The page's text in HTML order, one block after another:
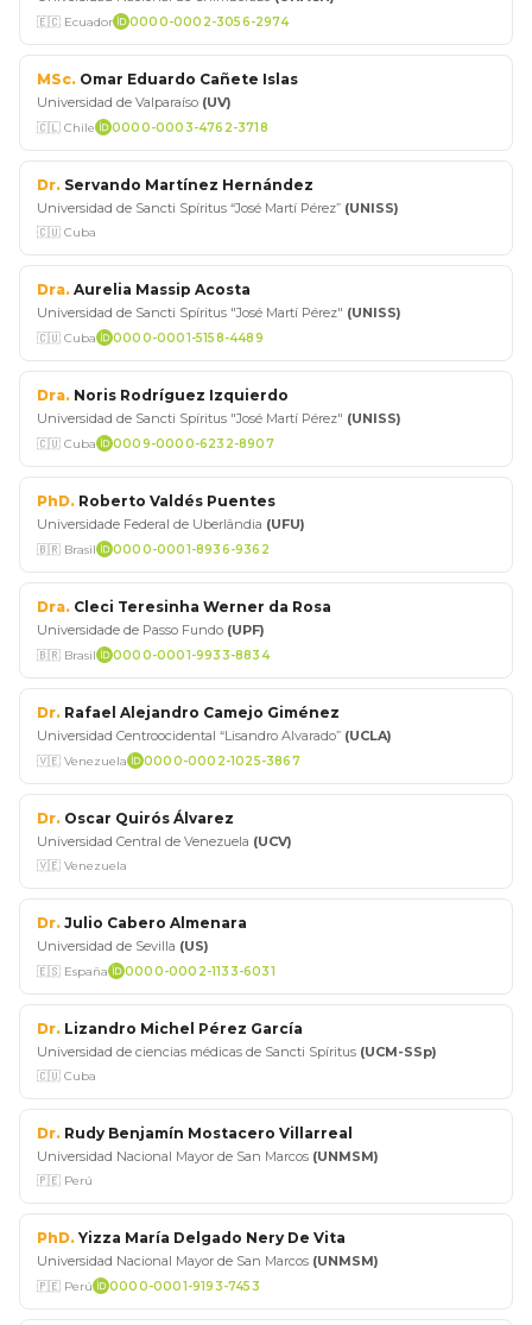
🇪🇨 Ecuador 0000-0002-3056-2974
MSc. Omar Eduardo Cañete Islas
Universidad de Valparaíso (UV)
🇨🇱 Chile 0000-0003-4762-3718
Dr. Servando Martínez Hernández
Universidad de Sancti Spíritus “José Martí Pérez” (UNISS)
🇨🇺 Cuba
Dra. Aurelia Massip Acosta
Universidad de Sancti Spíritus "José Martí Pérez" (UNISS)
🇨🇺 Cuba 0000-0001-5158-4489
Dra. Noris Rodríguez Izquierdo
Universidad de Sancti Spíritus "José Martí Pérez" (UNISS)
🇨🇺 Cuba 0009-0000-6232-8907
PhD. Roberto Valdés Puentes
Universidade Federal de Uberlândia (UFU)
🇧🇷 Brasil 0000-0001-8936-9362
Dra. Cleci Teresinha Werner da Rosa
Universidade de Passo Fundo (UPF)
🇧🇷 Brasil 0000-0001-9933-8834
Dr. Rafael Alejandro Camejo Giménez
Universidad Centroocidental “Lisandro Alvarado” (UCLA)
🇻🇪 Venezuela 0000-0002-1025-3867
Dr. Oscar Quirós Álvarez
Universidad Central de Venezuela (UCV)
🇻🇪 Venezuela
Dr. Julio Cabero Almenara
Universidad de Sevilla (US)
🇪🇸 España 0000-0002-1133-6031
Dr. Lizandro Michel Pérez García
Universidad de ciencias médicas de Sancti Spíritus (UCM-SSp)
🇨🇺 Cuba
Dr. Rudy Benjamín Mostacero Villarreal
Universidad Nacional Mayor de San Marcos (UNMSM)
🇵🇪 Perú
PhD. Yizza María Delgado Nery De Vita
Universidad Nacional Mayor de San Marcos (UNMSM)
🇵🇪 Perú 0000-0001-9193-7453